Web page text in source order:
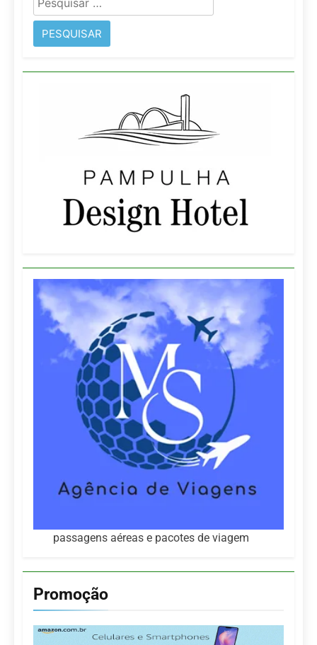
por:
passagens aéreas e pacotes de viagem
Promoção